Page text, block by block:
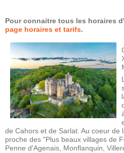
Pour connaitre tous les horaires
page horaires et tarifs.
de Cahors et de Sarlat. Au coeur de
proche des "Plus beaux villages de
Penne d'Agenais, Monflanquin,